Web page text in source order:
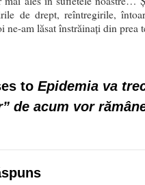
de drept, reîntregirile,
ne-am lăsat înstrăinați din
to Epidemia va
de acum vor